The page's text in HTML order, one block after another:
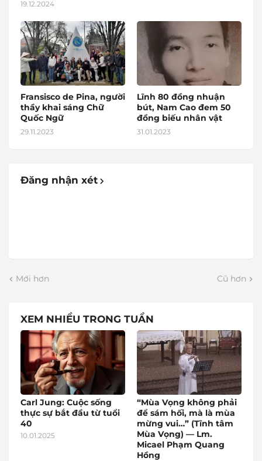
19.12.2024
Fransisco de Pina, người
thầy khai sáng Chữ
Quốc Ngữ
29.11.2023
Lĩnh 80 đồng nhuận
bút, Nam Cao đem 50
đồng biếu nhân vật
31.01.2023
Đăng nhận xét
Mới hơn Cũ hơn
XEM NHIỀU TRONG TUẦN
Carl Jung: Cuộc sống
thực sự bắt đầu từ tuổi
40
10.01.2025
“Mùa Vọng không phải
để sám hối, mà là mùa
mừng vui…” (Tĩnh tâm
Mùa Vọng) — Lm.
Micael Phạm Quang
Hồng